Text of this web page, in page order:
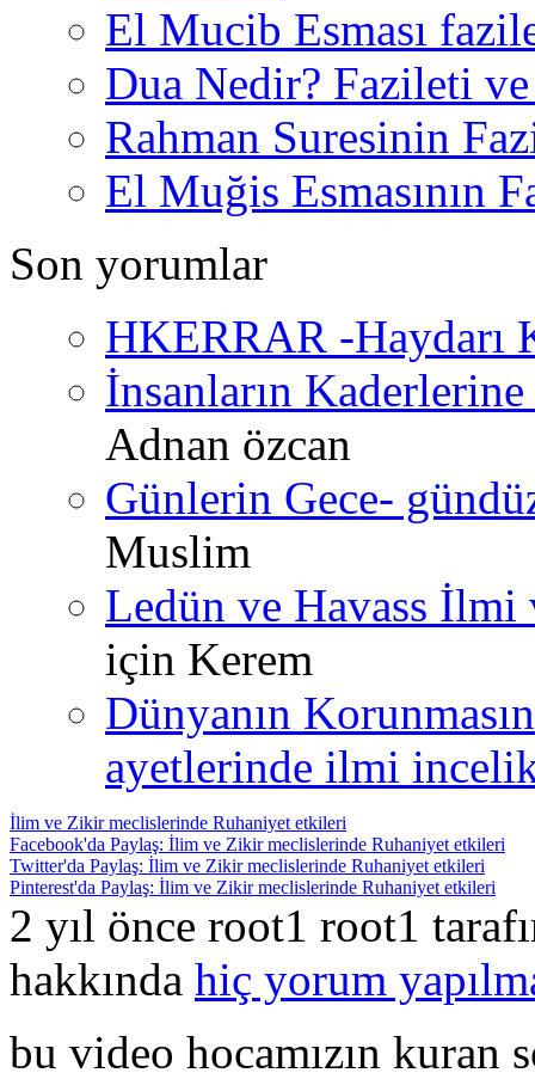
El Mucib Esması
Dua Nedir? Fazileti
Rahman Suresinin
El Muğis Esmasının
Son yorumlar
HKERRAR -Haydarı
İnsanların
Adnan özcan
Günlerin Gece-
Muslim
Ledün ve Havass İlmi
için Kerem
Dünyanın
ayetlerinde ilmi
İlim ve Zikir meclislerinde Ruhaniyet etkileri
Facebook'da Paylaş: İlim ve Zikir meclislerinde Ruhaniyet etkileri
Twitter'da Paylaş: İlim ve Zikir meclislerinde Ruhaniyet etkileri
Pinterest'da Paylaş: İlim ve Zikir meclislerinde Ruhaniyet etkileri
2 yıl önce root1 root1
hakkında hiç yorum
bu video hocamızın kuran